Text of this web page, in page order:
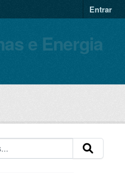
Entrar
e Energia